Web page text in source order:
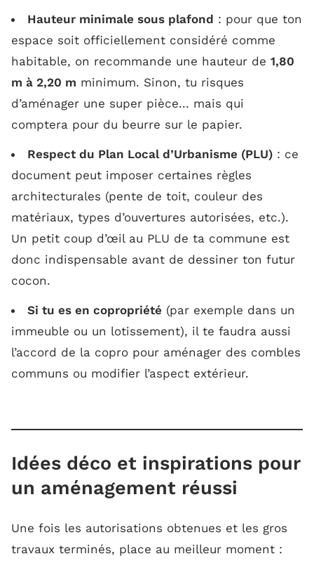
Hauteur minimale sous plafond : pour que ton
espace soit officiellement considéré comme
habitable, on recommande une hauteur de 1,80
m à 2,20 m minimum. Sinon, tu risques
d’aménager une super pièce... mais qui
comptera pour du beurre sur le papier.
Respect du Plan Local d’Urbanisme (PLU) : ce
document peut imposer certaines règles
architecturales (pente de toit, couleur des
matériaux, types d’ouvertures autorisées, etc.).
Un petit coup d’œil au PLU de ta commune est
donc indispensable avant de dessiner ton futur
cocon.
Si tu es en copropriété (par exemple dans un
immeuble ou un lotissement), il te faudra aussi
l’accord de la copro pour aménager des combles
communs ou modifier l’aspect extérieur.
Idées déco et inspirations pour
un aménagement réussi
Une fois les autorisations obtenues et les gros
travaux terminés, place au meilleur moment :